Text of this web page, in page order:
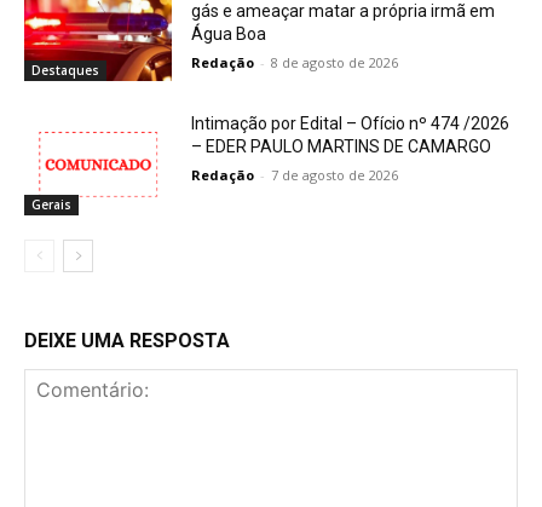
Destaques
gás e ameaçar matar a própria irmã em
Água Boa
Redação - 8 de agosto de 2026
Gerais
Intimação por Edital – Ofício nº 474 /2026
– EDER PAULO MARTINS DE CAMARGO
Redação - 7 de agosto de 2026
DEIXE UMA RESPOSTA